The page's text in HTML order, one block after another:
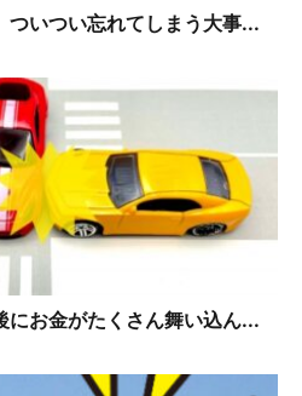
ついつい忘れてしまう大事...
にお金がたくさん舞い込ん...